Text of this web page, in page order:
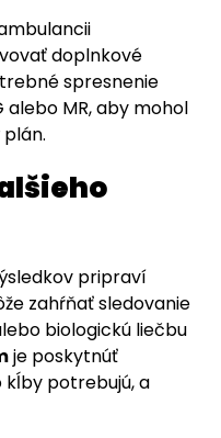
doplnkové
spresnenie
alebo MR, aby mohol
pripraví
zahŕňať sledovanie
biologickú liečbu
je poskytnúť
potrebujú, a